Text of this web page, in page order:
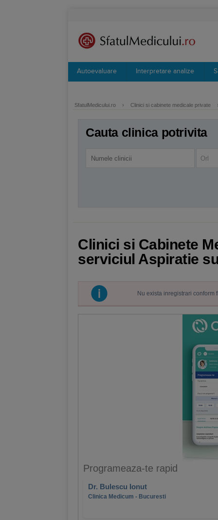
Autoevaluare Interpretare analize
SfatulMedicului.ro › Clinici si cabinete medicale private
Cauta clinica potrivita
Orl
Clinici si Cabinete
serviciul Aspiratie
Nu exista inregistrari
Programeaza-te rapid
Dr. Bulescu Ionut
Clinica Medicum - Bucuresti